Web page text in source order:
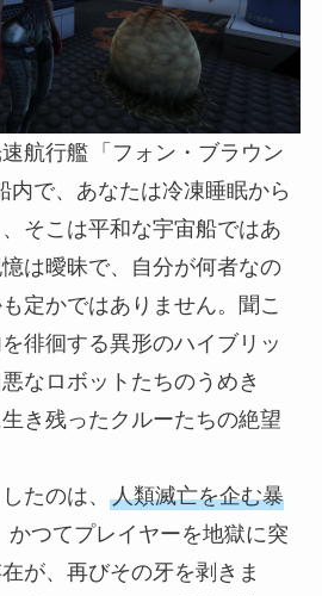
航行艦 「フォン・ブラウン
内で、あなたは冷凍睡眠から
そこは平和な宇宙船ではあ
は曖昧で、自分が何者なの
定かではありません。聞こ
徘徊する異形のハイブリッ
なロボットたちのうめき
き残ったクルーたちの絶望
たのは、 人類滅亡を企む暴
かつてプレイヤーを地獄に突
が、再びその牙を剥きま